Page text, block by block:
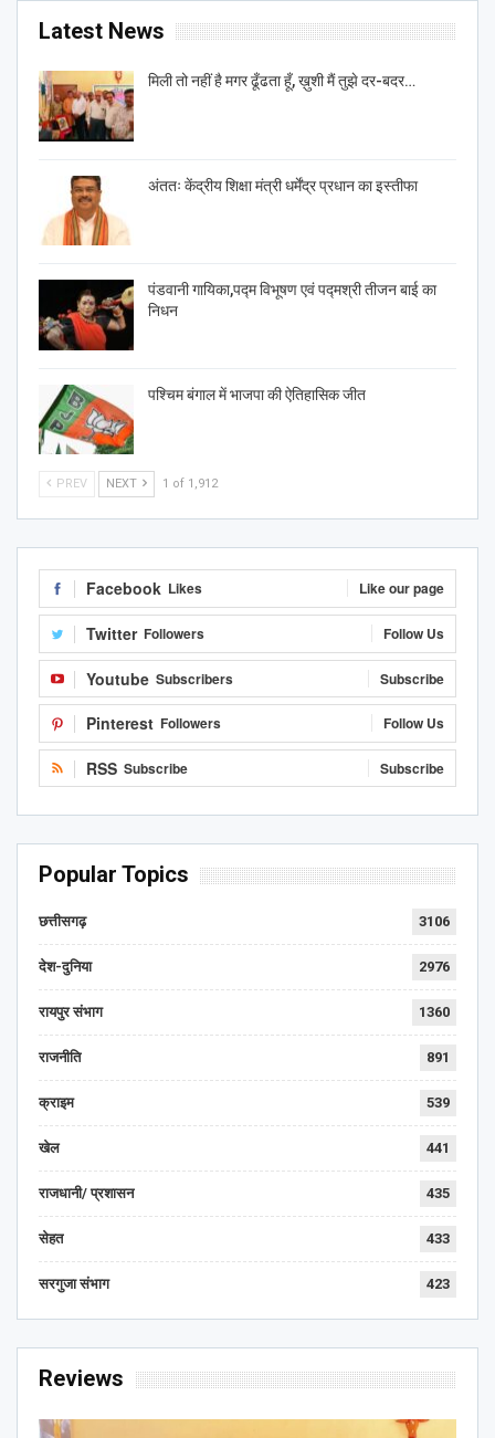
Latest News
मिली तो नहीं है मगर ढूँढता हूँ, ख़ुशी मैं तुझे दर-बदर…
अंततः केंद्रीय शिक्षा मंत्री धर्मेंद्र प्रधान का इस्तीफा
पंडवानी गायिका,पद्म विभूषण एवं पद्मश्री तीजन बाई का
निधन
पश्चिम बंगाल में भाजपा की ऐतिहासिक जीत
PREV NEXT 1 of 1,912
Facebook Likes Like our page
Twitter Followers Follow Us
Youtube Subscribers Subscribe
Pinterest Followers Follow Us
RSS Subscribe Subscribe
Popular Topics
छत्तीसगढ़ 3106
देश-दुनिया 2976
रायपुर संभाग 1360
राजनीति 891
क्राइम 539
खेल 441
राजधानी/ प्रशासन 435
सेहत 433
सरगुजा संभाग 423
Reviews